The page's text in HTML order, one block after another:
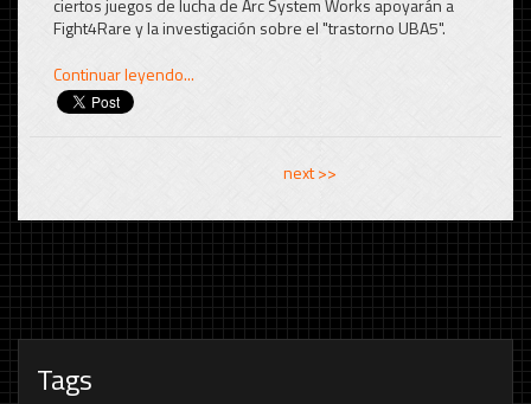
ciertos juegos de lucha de Arc System Works apoyarán a
Fight4Rare y la investigación sobre el "trastorno UBA5".
Continuar leyendo...
next >>
Tags